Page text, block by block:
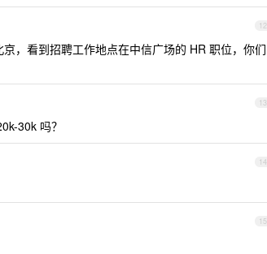
12
，看到招聘工作地点在中信广场的 HR 职位，你们
13
30k 吗？
14
15